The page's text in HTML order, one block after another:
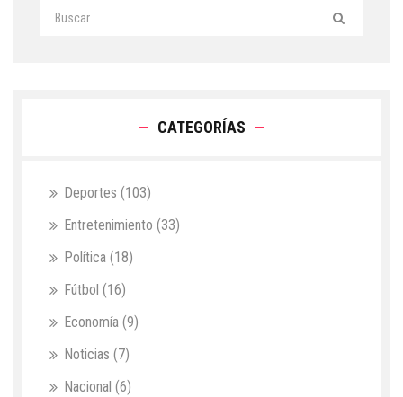
CATEGORÍAS
Deportes (103)
Entretenimiento (33)
Política (18)
Fútbol (16)
Economía (9)
Noticias (7)
Nacional (6)